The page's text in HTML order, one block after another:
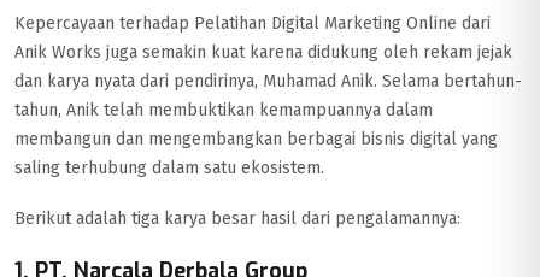
Kepercayaan terhadap Pelatihan Digital Marketing Online dari
Anik Works juga semakin kuat karena didukung oleh rekam jejak
dan karya nyata dari pendirinya, Muhamad Anik. Selama bertahun-
tahun, Anik telah membuktikan kemampuannya dalam
membangun dan mengembangkan berbagai bisnis digital yang
saling terhubung dalam satu ekosistem.
Berikut adalah tiga karya besar hasil dari pengalamannya:
1. PT. Narcala Derbala Group